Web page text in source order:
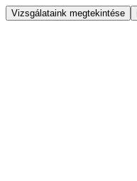
Vizsgálataink megtekintése